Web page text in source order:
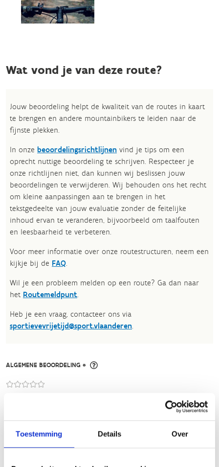
Toestemming Details Over
Wat vond je van deze route?
Jouw beoordeling helpt de kwaliteit van de routes in kaart
te brengen en andere mountainbikers te leiden naar de
fijnste plekken.
In onze beoordelingsrichtlijnen vind je tips om een
oprecht nuttige beoordeling te schrijven. Respecteer je
onze richtlijnen niet, dan kunnen wij beslissen jouw
beoordelingen te verwijderen. Wij behouden ons het recht
om kleine aanpassingen aan te brengen in het
tekstgedeelte van jouw evaluatie zonder de feitelijke
inhoud ervan te veranderen, bijvoorbeeld om taalfouten
en leesbaarheid te verbeteren.​
Voor meer informatie over onze routestructuren, neem een
kijkje bij de FAQ.
Wil je een probleem melden op een route? Ga dan naar
het Routemeldpunt.
Heb je een vraag, contacteer ons via
sportievevrijetijd@sport.vlaanderen.​
ALGEMENE BEOORDELING *
FYSIEKE INSPANNING